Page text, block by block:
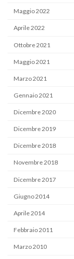
Maggio 2022
Aprile 2022
Ottobre 2021
Maggio 2021
Marzo 2021
Gennaio 2021
Dicembre 2020
Dicembre 2019
Dicembre 2018
Novembre 2018
Dicembre 2017
Giugno 2014
Aprile 2014
Febbraio 2011
Marzo 2010